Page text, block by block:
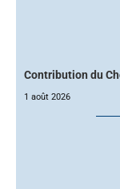
Contribution du
1 août 2026